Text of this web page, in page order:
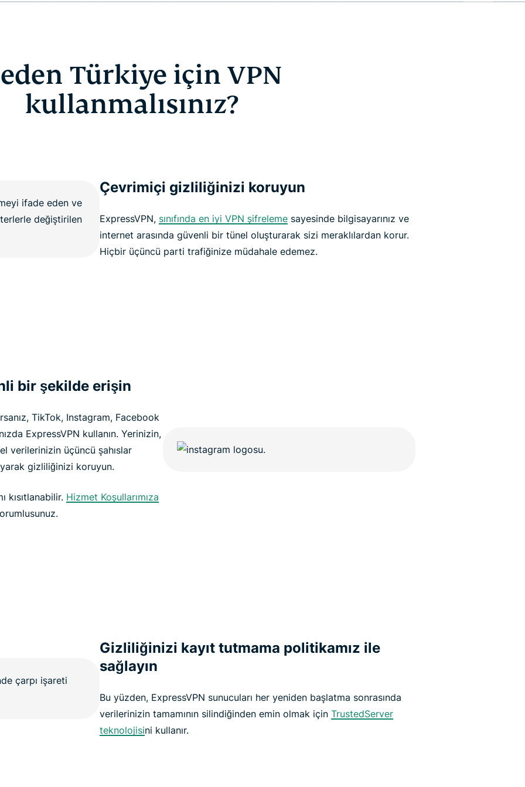
Türkiye için VPN
kullanmalısınız?
Çevrimiçi gizliliğinizi koruyun
ExpressVPN, sınıfında en iyi VPN şifrelemesayesinde bilgisayarınız ve
internet arasında güvenli bir tünel oluşturarak sizi meraklılardan korur.
Hiçbir üçüncü parti trafiğinize müdahale edemez.
bir şekilde erişin
TikTok, Instagram, Facebook
ExpressVPN kullanın. Yerinizin,
verilerinizin üçüncü şahıslar
gizliliğinizi koruyun.
kısıtlanabilir. Hizmet Koşullarımıza
Gizliliğinizi kayıt tutmama politikamız ile
sağlayın
Bu yüzden, ExpressVPN sunucuları her yeniden başlatma sonrasında
verilerinizin tamamının silindiğinden emin olmak için TrustedServer
teknolojisini kullanır.